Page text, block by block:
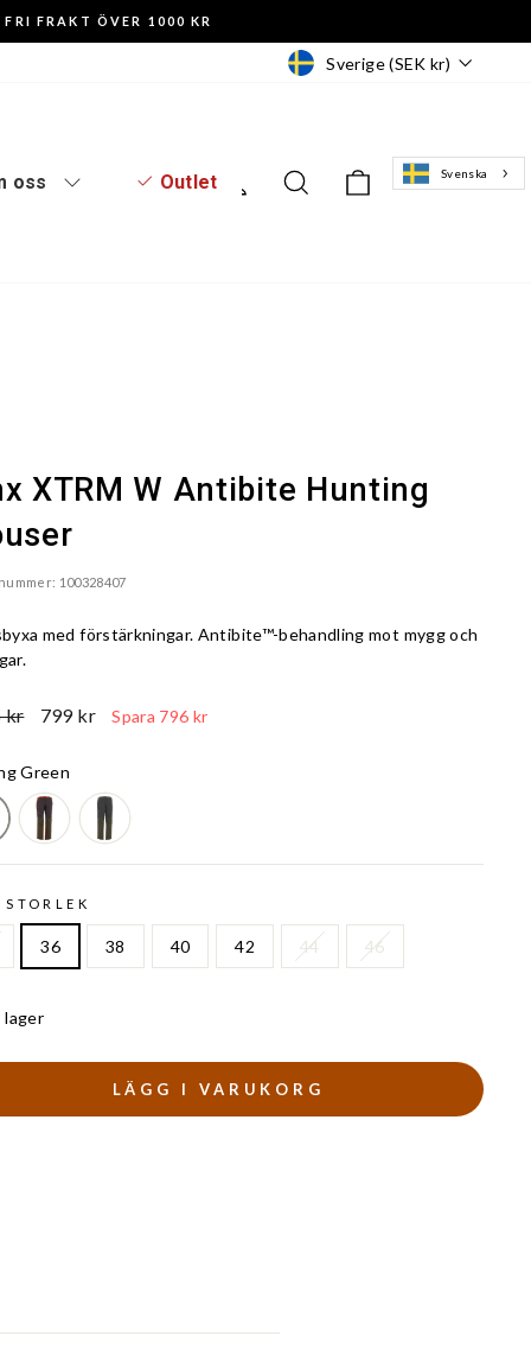
FRI FRAKT ÖVER 1000 KR
Valuta
Sverige (SEK kr)
oss Outlet Logga inSök Varukorg
Svenska
XTRM W Antibite Hunting
100328407
med förstärkningar. Antibite™-behandling mot mygg och
kr Reapris
799 kr Spara 796 kr
Green
36 38 40 42 44 46
lager
LÄGG I VARUKORG